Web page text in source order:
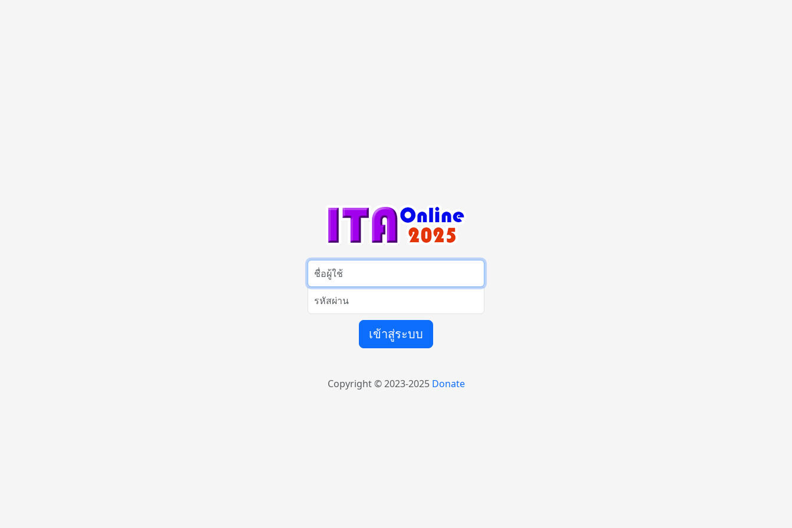
รหัสผ่าน
เข้าสู่ระบบ
Copyright © 2023-2025 Donate